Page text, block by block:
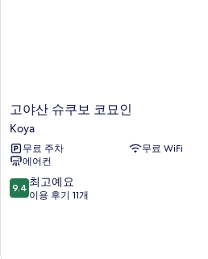
고
야
산
슈
쿠
보
코
고야산 슈쿠보 코묘인
Koya
무료 주차
무료 WiFi
에어컨
10
점
9.4 최고예요
이용 후기 11개